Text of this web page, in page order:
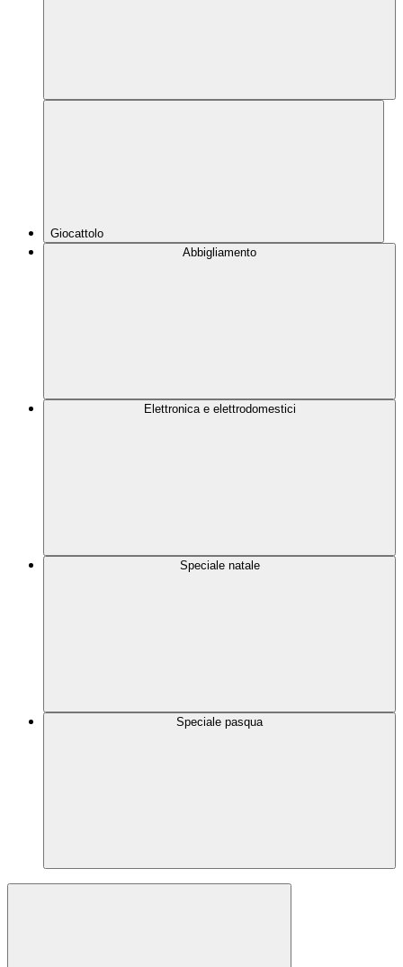
Giocattolo
Abbigliamento
Elettronica e elettrodomestici
Speciale natale
Speciale pasqua